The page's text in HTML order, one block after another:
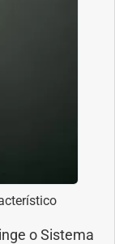
o Sistema